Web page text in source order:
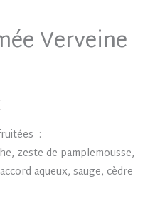
Verveine
:
zeste de pamplemousse,
aqueux, sauge, cèdre